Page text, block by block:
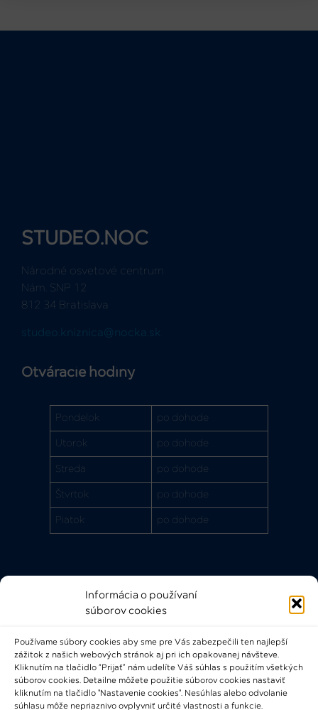
Informácia o používaní
súborov cookies
Používame súbory cookies aby sme pre Vás zabezpečili ten najlepší
zážitok z našich webových stránok aj pri ich opakovanej návšteve.
Kliknutím na tlačidlo “Prijať” nám udelíte Váš súhlas s použitím všetkých
súborov cookies. Detailne môžete použitie súborov cookies nastaviť
kliknutím na tlačidlo "Nastavenie cookies". Nesúhlas alebo odvolanie
súhlasu môže nepriaznivo ovplyvniť určité vlastnosti a funkcie.
STUDEO.NOC
Národné osvetové centrum
Nám. SNP 12
812 34 Bratislava
studeo.kniznica@nocka.sk
Otváracie hodiny
Pondelok po dohode
Utorok po dohode
Streda po dohode
Štvrtok po dohode
Piatok po dohode
Rýchle odkazy
Bádateľský poriadok
Knižničný a výpožičný poriadok
Všeobecné podmienky